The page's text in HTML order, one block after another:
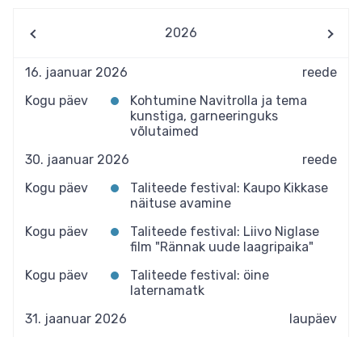
2026
16. jaanuar 2026
reede
Kogu päev
Kohtumine Navitrolla ja tema
kunstiga, garneeringuks
võlutaimed
30. jaanuar 2026
reede
Kogu päev
Taliteede festival: Kaupo Kikkase
näituse avamine
Kogu päev
Taliteede festival: Liivo Niglase
film "Rännak uude laagripaika"
Kogu päev
Taliteede festival: öine
laternamatk
31. jaanuar 2026
laupäev